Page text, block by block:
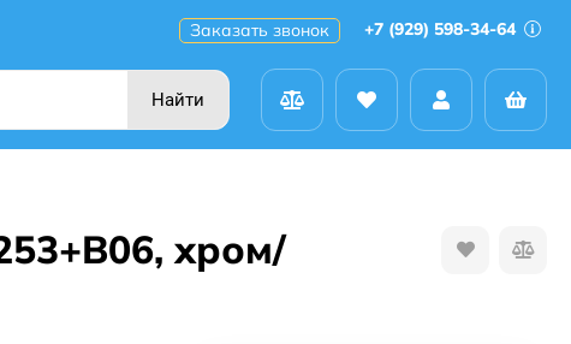
Заказать звонок +7 (929) 598-34-64
Найти
хром/